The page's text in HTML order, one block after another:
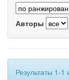
Авторы
Результаты 1-1